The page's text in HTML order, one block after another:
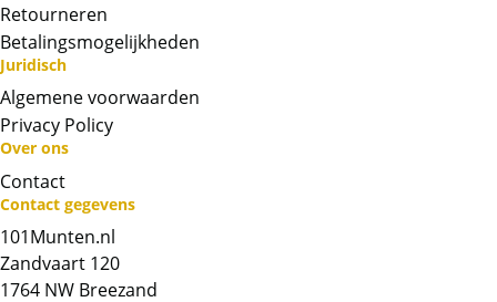
moeilijkere jaren zoals 1909 en 1933 in zitten!
Het betreft hier uitsluitend gebruikte munten.
De munten zijn (veelal) 80-100 jaar oud en
rechten aan worden ontleend.
Retourneren
Betalingsmogelijkheden
Juridisch
Algemene voorwaarden
Privacy Policy
Over ons
Contact
Contact gegevens
101Munten.nl
Zandvaart 120
1764 NW Breezand